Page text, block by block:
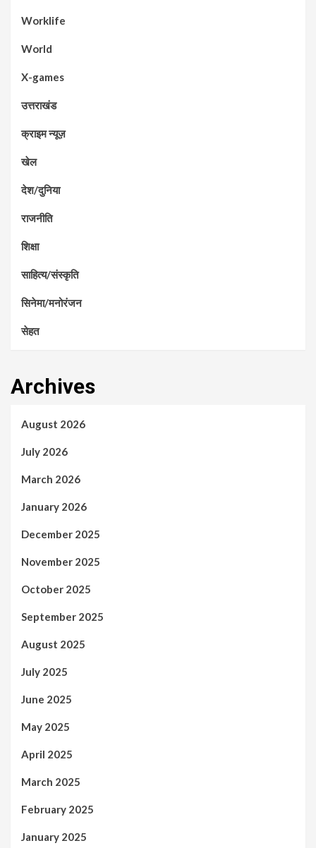
Worklife
World
X-games
उत्तराखंड
क्राइम न्यूज़
खेल
देश/दुनिया
राजनीति
शिक्षा
साहित्य/संस्कृति
सिनेमा/मनोरंजन
सेहत
Archives
August 2026
July 2026
March 2026
January 2026
December 2025
November 2025
October 2025
September 2025
August 2025
July 2025
June 2025
May 2025
April 2025
March 2025
February 2025
January 2025